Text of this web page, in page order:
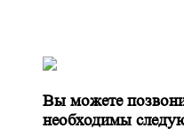
Вы можете
необходимы